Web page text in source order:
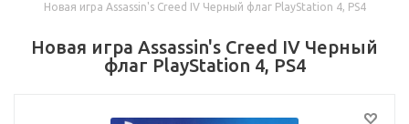
Новая игра Assassin's Creed IV Черный флаг PlayStation 4, PS4
Новая игра Assassin's Creed IV Черный
флаг PlayStation 4, PS4